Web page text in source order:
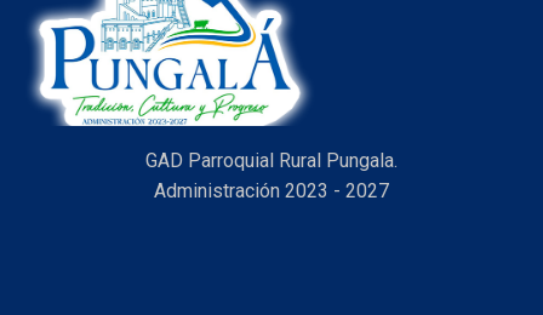
GAD Parroquial Rural Pungala.
Administración 2023 - 2027